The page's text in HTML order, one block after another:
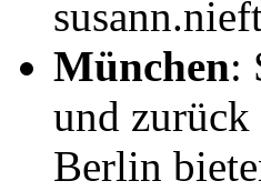
München:
und
Berlin